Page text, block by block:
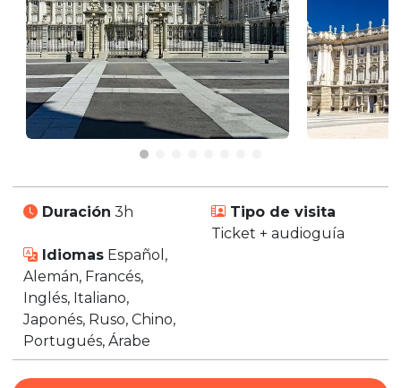
Duración 3h
Tipo de visita
Ticket + audioguía
Idiomas Español,
Alemán, Francés,
Inglés, Italiano,
Japonés, Ruso, Chino,
Portugués, Árabe